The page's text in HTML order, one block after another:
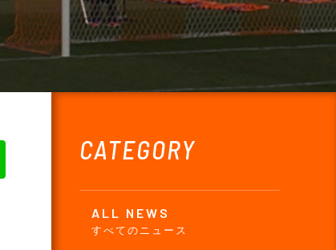
CATEGORY
ALL NEWS
すべてのニュース